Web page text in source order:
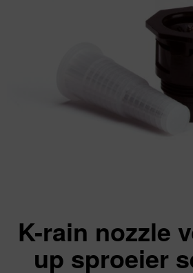
K-rain nozzle
up sproeier